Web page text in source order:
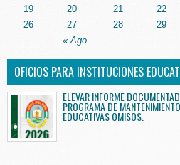
« Ago
19
20 21 22
26
27 28 29
OFICIOS PARA INSTITUCIONES
ELEVAR INFORME
PROGRAMA DE
EDUCATIVAS OMISOS.